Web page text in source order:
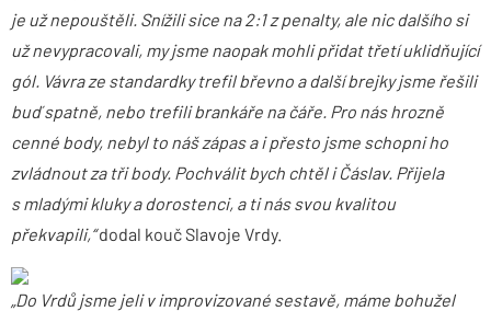
je už nepouštěli. Snížili sice na 2:1 z penalty, ale nic dalšího si
už nevypracovali, my jsme naopak mohli přidat třetí uklidňující
gól. Vávra ze standardky trefil břevno a další brejky jsme řešili
buď spatně, nebo trefili brankáře na čáře. Pro nás hrozně
cenné body, nebyl to náš zápas a i přesto jsme schopni ho
zvládnout za tři body. Pochválit bych chtěl i Čáslav. Přijela
s mladými kluky a dorostenci, a ti nás svou kvalitou
překvapili,“dodal kouč Slavoje Vrdy.
„Do Vrdů jsme jeli v improvizované sestavě, máme bohužel